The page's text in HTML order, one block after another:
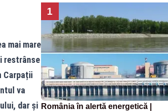
mai mare
restrânse
Carpații
va
dar și
1
România în alertă energetică |